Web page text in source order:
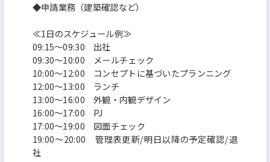
◆申請業務（建築確認など）
≪1日のスケジュール例≫
09:15～09:30 出社
09:30～10:00 メールチェック
10:00～12:00 コンセプトに基づいたプランニング
12:00～13:00 ランチ
13:00～16:00 外観・内観デザイン
16:00～17:00 PJ
17:00～19:00 図面チェック
19:00～20:00 管理表更新/明日以降の予定確認/退
社